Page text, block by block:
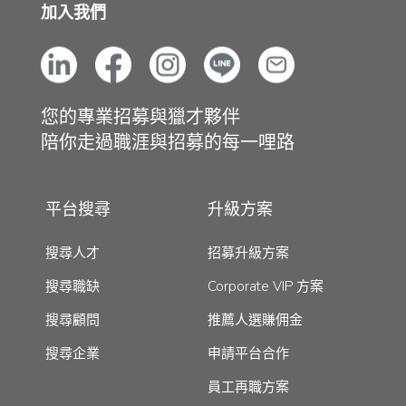
加入我們
您的專業招募與獵才夥伴
陪你走過職涯與招募的每一哩路
平台搜尋
搜尋人才
搜尋職缺
搜尋顧問
搜尋企業
升級方案
招募升級方案
Corporate VIP 方案
推薦人選賺佣金
申請平台合作
員工再職方案